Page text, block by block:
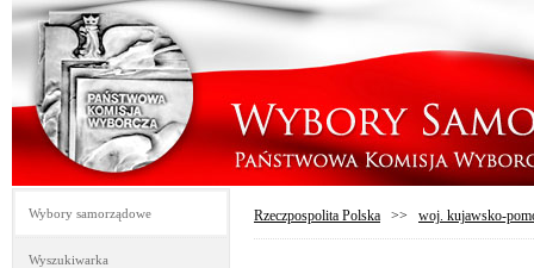
Wybory samorządowe
Wyszukiwarka
Rzeczpospolita Polska >> woj. kujawsko-